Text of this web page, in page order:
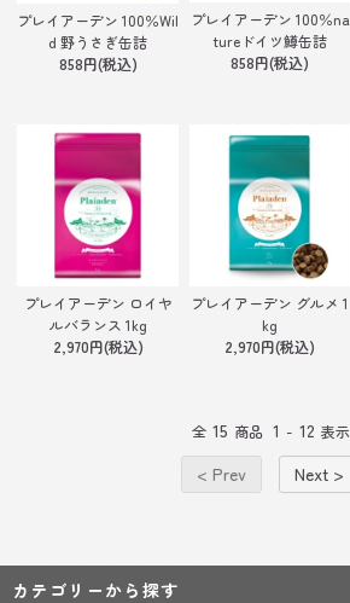
プレイアーデン 100％Wil
d 野うさぎ缶詰
858円(税込)
プレイアーデン 100％na
tureドイツ鱒缶詰
858円(税込)
プレイアーデン ロイヤ
ルバランス 1kg
2,970円(税込)
プレイアーデン グルメ 1
kg
2,970円(税込)
全 15 商品 1 - 12 表示
< Prev Next >
カテゴリーから探す